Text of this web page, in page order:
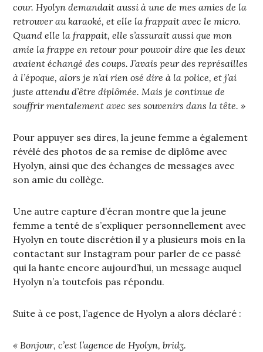
cour. Hyolyn demandait aussi à une de mes amies de la
retrouver au karaoké, et elle la frappait avec le micro.
Quand elle la frappait, elle s’assurait aussi que mon
amie la frappe en retour pour pouvoir dire que les deux
avaient échangé des coups. J’avais peur des représailles
à l’époque, alors je n’ai rien osé dire à la police, et j’ai
juste attendu d’être diplômée. Mais je continue de
souffrir mentalement avec ses souvenirs dans la tête. »
Pour appuyer ses dires, la jeune femme a également
révélé des photos de sa remise de diplôme avec
Hyolyn, ainsi que des échanges de messages avec
son amie du collège.
Une autre capture d’écran montre que la jeune
femme a tenté de s’expliquer personnellement avec
Hyolyn en toute discrétion il y a plusieurs mois en la
contactant sur Instagram pour parler de ce passé
qui la hante encore aujourd’hui, un message auquel
Hyolyn n’a toutefois pas répondu.
Suite à ce post, l’agence de Hyolyn a alors déclaré :
« Bonjour, c’est l’agence de Hyolyn, bridʒ.